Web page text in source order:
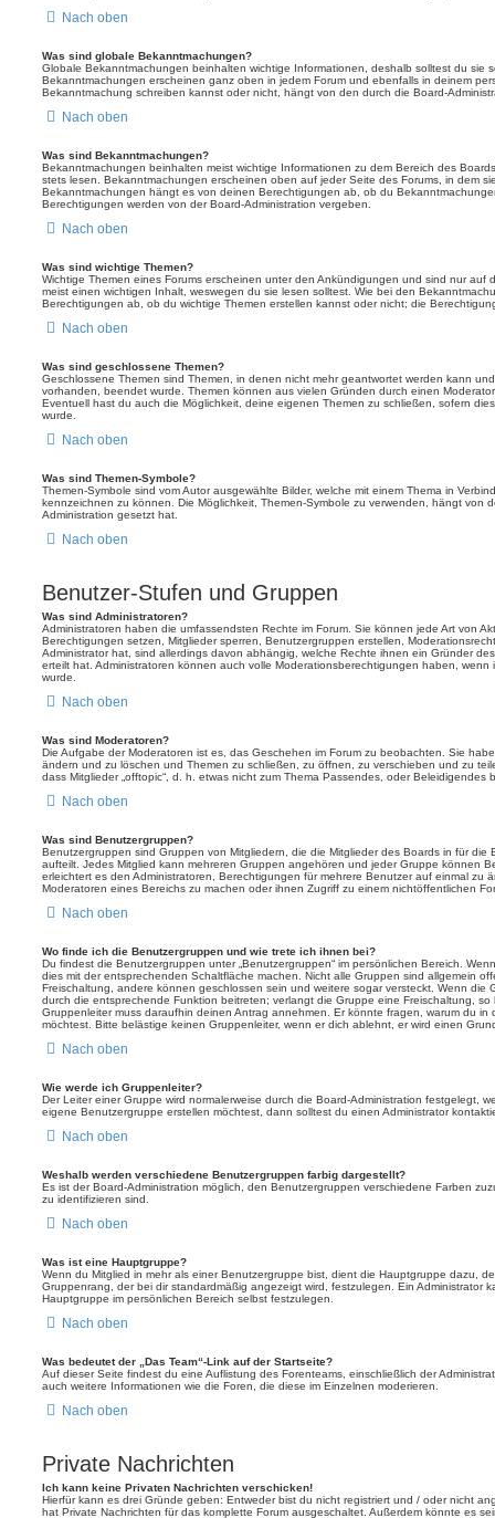
Nach oben
Was sind globale Bekanntmachungen?
Globale Bekanntmachungen beinhalten wichtige Informationen, deshalb solltest du sie
Bekanntmachungen erscheinen ganz oben in jedem Forum und ebenfalls in deinem
Bekanntmachung schreiben kannst oder nicht, hängt von den durch die Board-
Nach oben
Was sind Bekanntmachungen?
Bekanntmachungen beinhalten meist wichtige Informationen zu dem Bereich des
stets lesen. Bekanntmachungen erscheinen oben auf jeder Seite des Forums, in dem
Bekanntmachungen hängt es von deinen Berechtigungen ab, ob du
Berechtigungen werden von der Board-Administration vergeben.
Nach oben
Was sind wichtige Themen?
Wichtige Themen eines Forums erscheinen unter den Ankündigungen und sind nur auf
meist einen wichtigen Inhalt, weswegen du sie lesen solltest. Wie bei den
Berechtigungen ab, ob du wichtige Themen erstellen kannst oder nicht; die
Nach oben
Was sind geschlossene Themen?
Geschlossene Themen sind Themen, in denen nicht mehr geantwortet werden kann
vorhanden, beendet wurde. Themen können aus vielen Gründen durch einen
Eventuell hast du auch die Möglichkeit, deine eigenen Themen zu schließen, sofern
wurde.
Nach oben
Was sind Themen-Symbole?
Themen-Symbole sind vom Autor ausgewählte Bilder, welche mit einem Thema in
kennzeichnen zu können. Die Möglichkeit, Themen-Symbole zu verwenden, hängt von
Administration gesetzt hat.
Nach oben
Benutzer-Stufen und Gruppen
Was sind Administratoren?
Administratoren haben die umfassendsten Rechte im Forum. Sie können jede Art von
Berechtigungen setzen, Mitglieder sperren, Benutzergruppen erstellen,
Administrator hat, sind allerdings davon abhängig, welche Rechte ihnen ein Gründer
erteilt hat. Administratoren können auch volle Moderationsberechtigungen haben,
wurde.
Nach oben
Was sind Moderatoren?
Die Aufgabe der Moderatoren ist es, das Geschehen im Forum zu beobachten. Sie
ändern und zu löschen und Themen zu schließen, zu öffnen, zu verschieben und zu
dass Mitglieder „offtopic“, d. h. etwas nicht zum Thema Passendes, oder Beleidigendes
Nach oben
Was sind Benutzergruppen?
Benutzergruppen sind Gruppen von Mitgliedern, die die Mitglieder des Boards in für die
aufteilt. Jedes Mitglied kann mehreren Gruppen angehören und jeder Gruppe können
erleichtert es den Administratoren, Berechtigungen für mehrere Benutzer auf einmal zu
Moderatoren eines Bereichs zu machen oder ihnen Zugriff zu einem nichtöffentlichen
Nach oben
Wo finde ich die Benutzergruppen und wie trete ich ihnen bei?
Du findest die Benutzergruppen unter „Benutzergruppen“ im persönlichen Bereich.
dies mit der entsprechenden Schaltfläche machen. Nicht alle Gruppen sind allgemein
Freischaltung, andere können geschlossen sein und weitere sogar versteckt. Wenn die
durch die entsprechende Funktion beitreten; verlangt die Gruppe eine Freischaltung,
Gruppenleiter muss daraufhin deinen Antrag annehmen. Er könnte fragen, warum du in
möchtest. Bitte belästige keinen Gruppenleiter, wenn er dich ablehnt, er wird einen
Nach oben
Wie werde ich Gruppenleiter?
Der Leiter einer Gruppe wird normalerweise durch die Board-Administration festgelegt,
eigene Benutzergruppe erstellen möchtest, dann solltest du einen Administrator
Nach oben
Weshalb werden verschiedene Benutzergruppen farbig dargestellt?
Es ist der Board-Administration möglich, den Benutzergruppen verschiedene Farben
zu identifizieren sind.
Nach oben
Was ist eine Hauptgruppe?
Wenn du Mitglied in mehr als einer Benutzergruppe bist, dient die Hauptgruppe dazu,
Gruppenrang, der bei dir standardmäßig angezeigt wird, festzulegen. Ein Administrator
Hauptgruppe im persönlichen Bereich selbst festzulegen.
Nach oben
Was bedeutet der „Das Team“-Link auf der Startseite?
Auf dieser Seite findest du eine Auflistung des Forenteams, einschließlich der
auch weitere Informationen wie die Foren, die diese im Einzelnen moderieren.
Nach oben
Private Nachrichten
Ich kann keine Privaten Nachrichten verschicken!
Hierfür kann es drei Gründe geben: Entweder bist du nicht registriert und / oder nicht
hat Private Nachrichten für das komplette Forum ausgeschaltet. Außerdem könnte es